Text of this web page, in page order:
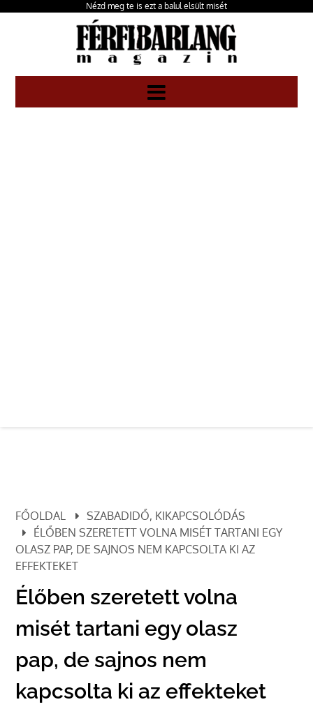
Nézd meg te is ezt a balul elsült misét
FŐOLDAL
SZABADIDŐ, KIKAPCSOLÓDÁS
ÉLŐBEN SZERETETT VOLNA MISÉT TARTANI EGY
OLASZ PAP, DE SAJNOS NEM KAPCSOLTA KI AZ
EFFEKTEKET
Élőben szeretett volna
misét tartani egy olasz
pap, de sajnos nem
kapcsolta ki az effekteket